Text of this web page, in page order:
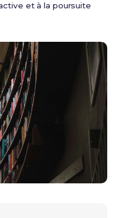
et à la poursuite